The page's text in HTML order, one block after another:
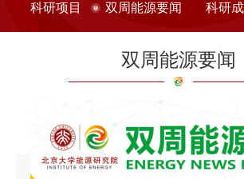
科研项目 双周能源要闻 科研
双周能源要闻